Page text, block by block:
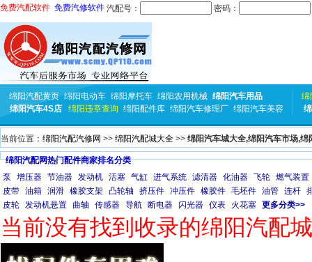
免费汽配软件 免费汽修软件 汽配号： 密码：
绵阳汽配黄页 绵阳电动车 绵阳摩托车 绵阳农用机械 绵阳汽车用品
绵阳汽车4S店
绵阳违章查询 绵阳配件库 绵阳汽车修理厂 绵阳汽车美容
绵
当前位置： 绵阳汽配汽修网 >> 绵阳汽配城大全 >> 绵阳汽车城大全,绵阳汽车市场,
绵阳汽配网热门配件商家排名分类
泵
增压器 节油器 发动机 活塞 气缸 进气系统 滤清器 化油器 飞轮 燃气装置
皮带 油箱 润滑 橡胶支架 凸轮轴 挤压件 冲压件 橡胶件 毛坯件 油管 连杆
皮轮 发动机悬置 曲轴 传感器 导航 断电器 闪光器 仪表 火花塞 更多分类>>
当前没有找到收录的绵阳汽配